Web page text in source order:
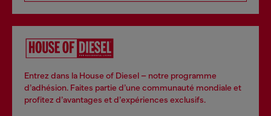
Entrez dans la House of Diesel – notre programme
d’adhésion. Faites partie d’une communauté mondiale et
profitez d’avantages et d’expériences exclusifs.